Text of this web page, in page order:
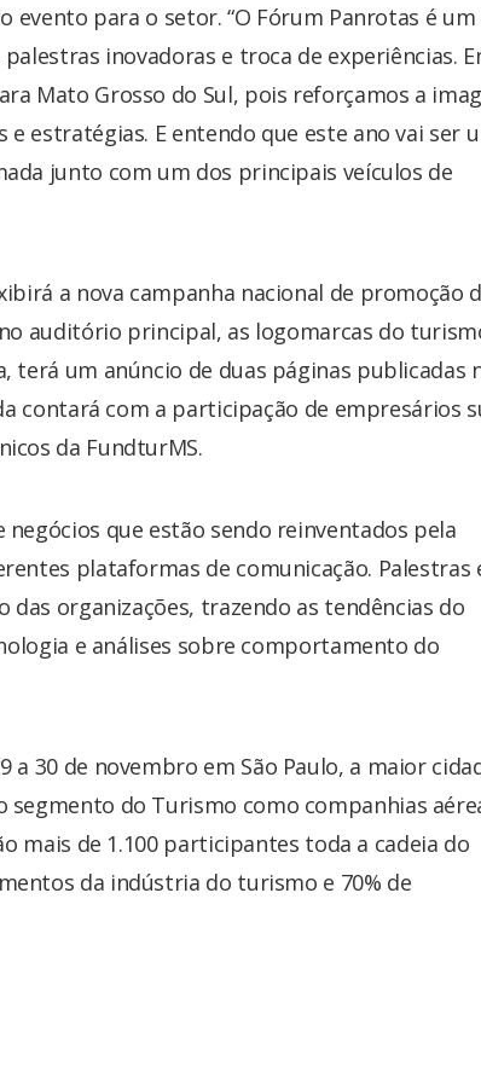
para o setor. “O Fórum Panrotas é um
inovadoras e troca de experiências.
Mato Grosso do Sul, pois reforçamos a
estratégias. E entendo que este ano vai ser
junto com um dos principais veículos de
a nova campanha nacional de promoção
auditório principal, as logomarcas do
terá um anúncio de duas páginas publicadas
contará com a participação de empresários
da FundturMS.
que estão sendo reinventados pela
plataformas de comunicação. Palestras
organizações, trazendo as tendências do
e análises sobre comportamento do
a 30 de novembro em São Paulo, a maior
segmento do Turismo como companhias
mais de 1.100 participantes toda a cadeia do
da indústria do turismo e 70% de